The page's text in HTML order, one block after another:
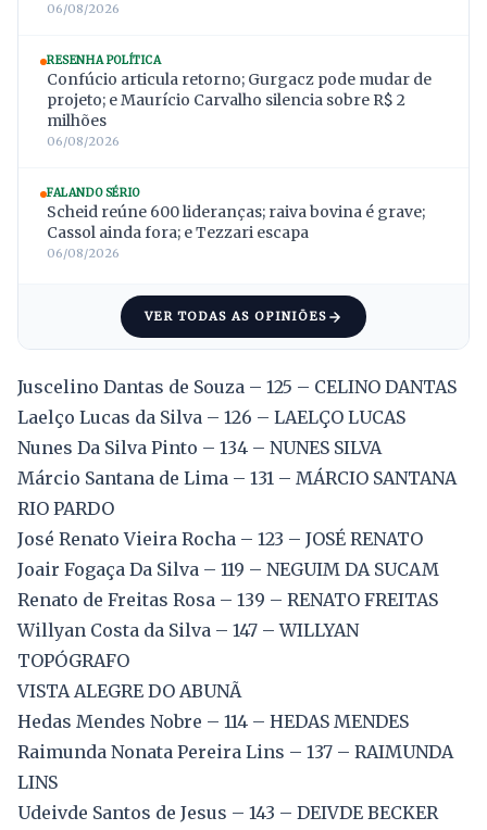
06/08/2026
RESENHA POLÍTICA
Confúcio articula retorno; Gurgacz pode mudar de
projeto; e Maurício Carvalho silencia sobre R$ 2
milhões
06/08/2026
FALANDO SÉRIO
Scheid reúne 600 lideranças; raiva bovina é grave;
Cassol ainda fora; e Tezzari escapa
06/08/2026
VER TODAS AS OPINIÕES
Juscelino Dantas de Souza – 125 – CELINO DANTAS
Laelço Lucas da Silva – 126 – LAELÇO LUCAS
Nunes Da Silva Pinto – 134 – NUNES SILVA
Márcio Santana de Lima – 131 – MÁRCIO SANTANA
RIO PARDO
José Renato Vieira Rocha – 123 – JOSÉ RENATO
Joair Fogaça Da Silva – 119 – NEGUIM DA SUCAM
Renato de Freitas Rosa – 139 – RENATO FREITAS
Willyan Costa da Silva – 147 – WILLYAN
TOPÓGRAFO
VISTA ALEGRE DO ABUNÃ
Hedas Mendes Nobre – 114 – HEDAS MENDES
Raimunda Nonata Pereira Lins – 137 – RAIMUNDA
LINS
Udeivde Santos de Jesus – 143 – DEIVDE BECKER